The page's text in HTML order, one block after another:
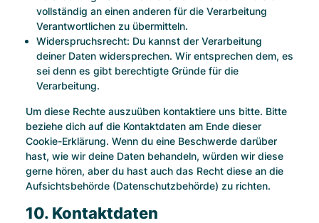
vollständig an einen anderen für die Verarbeitung
Verantwortlichen zu übermitteln.
Widerspruchsrecht: Du kannst der Verarbeitung
deiner Daten widersprechen. Wir entsprechen dem, es
sei denn es gibt berechtigte Gründe für die
Verarbeitung.
Um diese Rechte auszuüben kontaktiere uns bitte. Bitte
beziehe dich auf die Kontaktdaten am Ende dieser
Cookie-Erklärung. Wenn du eine Beschwerde darüber
hast, wie wir deine Daten behandeln, würden wir diese
gerne hören, aber du hast auch das Recht diese an die
Aufsichtsbehörde (Datenschutzbehörde) zu richten.
10. Kontaktdaten